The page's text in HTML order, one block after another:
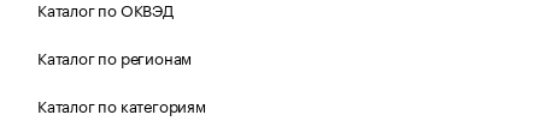
Каталог по ОКВЭД
Каталог по регионам
Каталог по категориям